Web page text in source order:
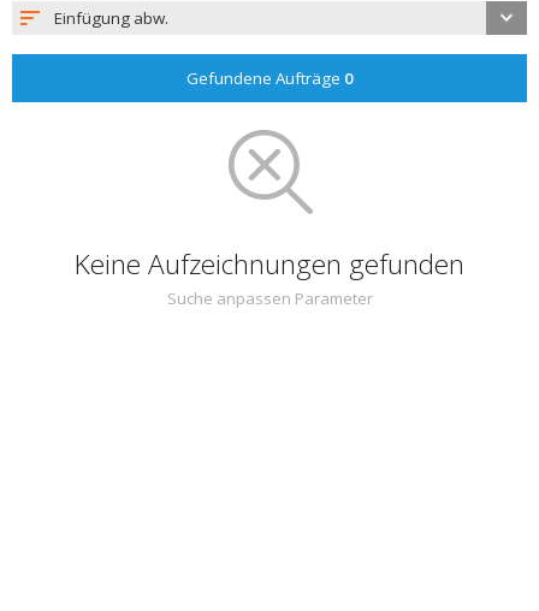
Einfügung abw.
Gefundene Aufträge 0
Keine Aufzeichnungen gefunden
Suche anpassen Parameter